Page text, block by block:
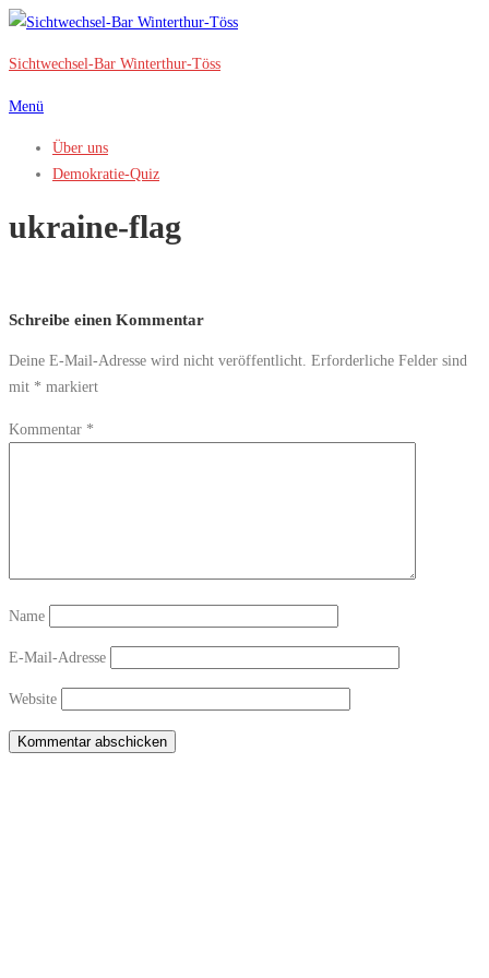
Zum
springen
Sichtwechsel-Bar Winterthur-Töss
Menü
Über uns
Demokratie-Quiz
ukraine-flag
Schreibe einen Kommentar
Deine E-Mail-Adresse wird nicht veröffentlicht. Erforderliche Felder sind
mit * markiert
Kommentar *
Name
E-Mail-Adresse
Website